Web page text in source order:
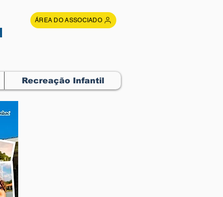
ÁREA DO ASSOCIADO
Recreação Infantil